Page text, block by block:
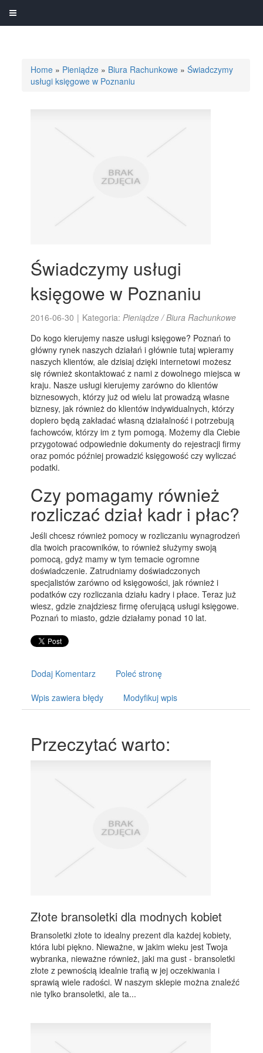
Home » Pieniądze » Biura Rachunkowe »Świadczymy
usługi księgowe w Poznaniu
Świadczymy usługi
księgowe w Poznaniu
2016-06-30 | Kategoria:Pieniądze / Biura Rachunkowe
Do kogo kierujemy nasze usługi księgowe? Poznań to
główny rynek naszych działań i głównie tutaj wpieramy
naszych klientów, ale dzisiaj dzięki internetowi możesz
się również skontaktować z nami z dowolnego miejsca w
kraju. Nasze usługi kierujemy zarówno do klientów
biznesowych, którzy już od wielu lat prowadzą własne
biznesy, jak również do klientów indywidualnych, którzy
dopiero będą zakładać własną działalność i potrzebują
fachowców, którzy im z tym pomogą. Możemy dla Ciebie
przygotować odpowiednie dokumenty do rejestracji firmy
oraz pomóc później prowadzić księgowość czy wyliczać
podatki.
Czy pomagamy również
rozliczać dział kadr i płac?
Jeśli chcesz również pomocy w rozliczaniu wynagrodzeń
dla twoich pracowników, to również służymy swoją
pomocą, gdyż mamy w tym temacie ogromne
doświadczenie. Zatrudniamy doświadczonych
specjalistów zarówno od księgowości, jak również i
podatków czy rozliczania działu kadry i płace. Teraz już
wiesz, gdzie znajdziesz firmę oferującą usługi księgowe.
Poznań to miasto, gdzie działamy ponad 10 lat.
Dodaj Komentarz Poleć stronę
Wpis zawiera błędy Modyfikuj wpis
Przeczytać warto:
Złote bransoletki dla modnych kobiet
Bransoletki złote to idealny prezent dla każdej kobiety,
która lubi piękno. Nieważne, w jakim wieku jest Twoja
wybranka, nieważne również, jaki ma gust - bransoletki
złote z pewnością idealnie trafią w jej oczekiwania i
sprawią wiele radości. W naszym sklepie można znaleźć
nie tylko bransoletki, ale ta...